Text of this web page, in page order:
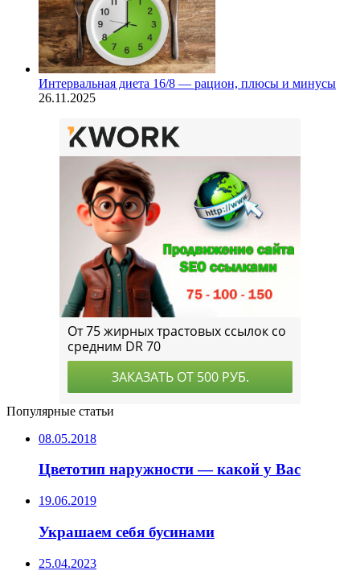
Интервальная диета 16/8 — рацион, плюсы и минусы
26.11.2025
Популярные статьи
08.05.2018
Цветотип наружности — какой у Вас
19.06.2019
Украшаем себя бусинами
25.04.2023